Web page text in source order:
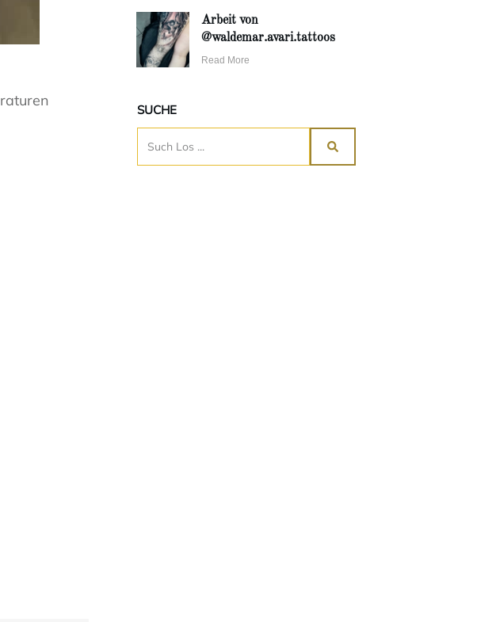
Arbeit von
@waldemar.avari.tattoos
Read More
SUCHE